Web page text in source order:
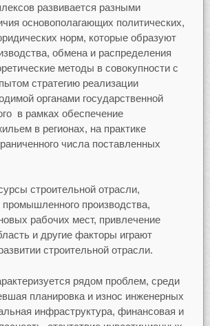
развивается разными
основополагающих политических,
норм, которые образуют
обмена и распределения
методы в совокупности с
стратегию реализации
органами государственной
в рамках обеспечение
в регионах, на практике
числа поставленных
строительной отрасли,
производства,
рабочих мест, привлечение
и другие факторы играют
строительной отрасли.
рядом проблем, среди
планировка и износ инженерных
инфраструктура, финансовая и